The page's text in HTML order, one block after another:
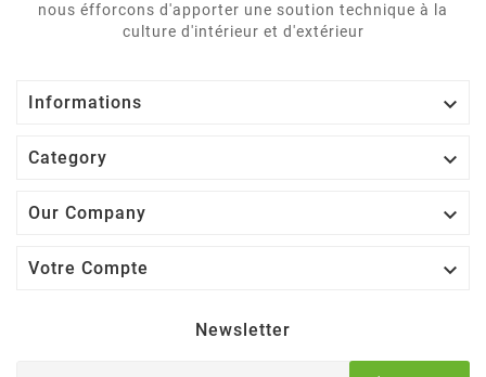
nous éfforcons d'apporter une soution technique à la
culture d'intérieur et d'extérieur
Informations 
Category 
Our Company 
Votre Compte 
Newsletter